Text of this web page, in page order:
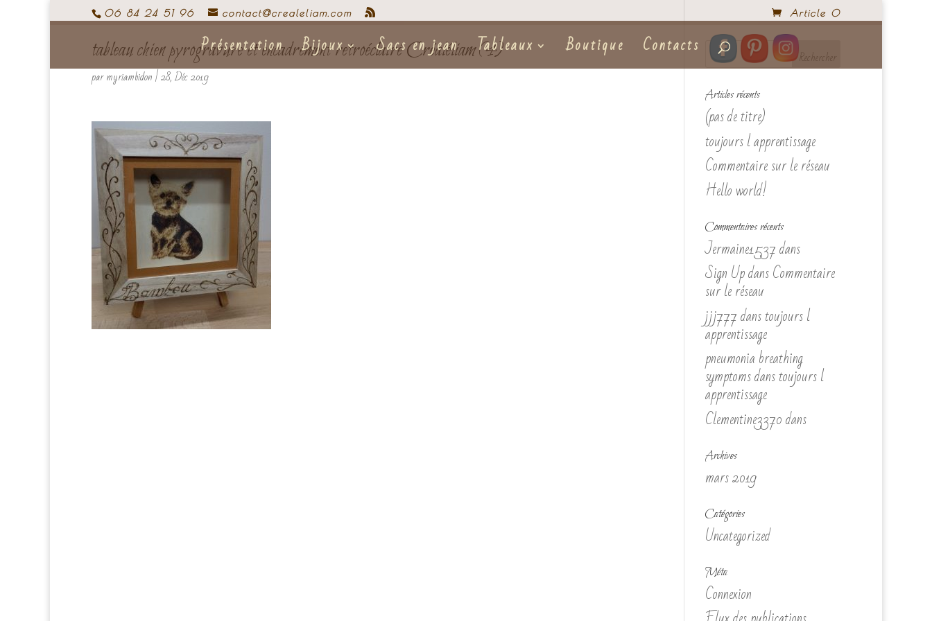
06 84 24 51 96 contact@crealeliam.com Article 0
Présentation Bijoux Sacs en jean Tableaux Boutique Contacts
tableau chien pyrogravure et encadrement retroéclairé Créaléliam (4)
parmyriambidon|28, Déc 2019
Articles récents
(pas de titre)
toujours l apprentissage
Commentaire sur le réseau
Hello world!
Commentaires récents
Jermaine1537dans
Sign UpdansCommentaire
sur le réseau
jjj777danstoujours l
apprentissage
pneumonia breathing
symptomsdanstoujours l
apprentissage
Clementine3370dans
Archives
mars 2019
Catégories
Uncategorized
Méta
Connexion